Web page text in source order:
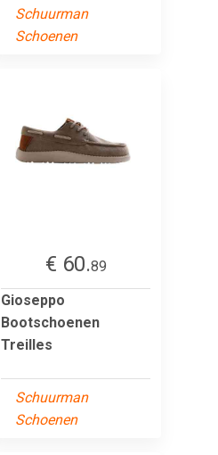
Schuurman
Schoenen
€ 60.89
Gioseppo
Bootschoenen
Treilles
Schuurman
Schoenen